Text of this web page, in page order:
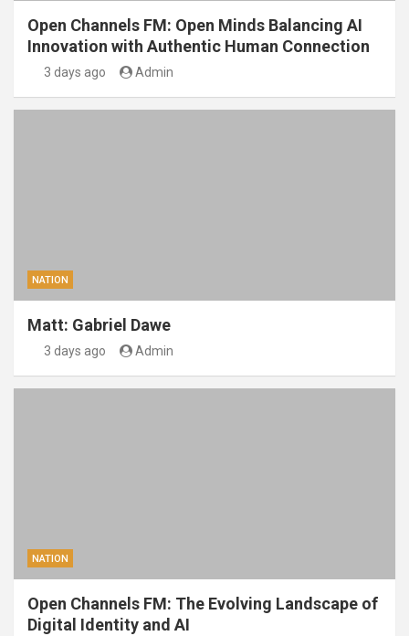
Open Channels FM: Open Minds Balancing AI
Innovation with Authentic Human Connection
3 days ago Admin
NATION
Matt: Gabriel Dawe
3 days ago Admin
NATION
Open Channels FM: The Evolving Landscape of
Digital Identity and AI